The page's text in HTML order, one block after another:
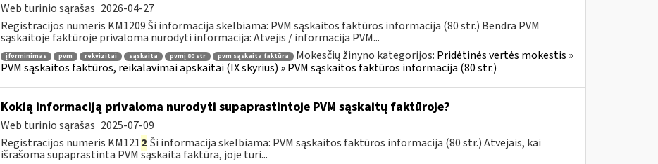
Web turinio sąrašas 2026-04-27
Registracijos numeris KM1209 Ši informacija skelbiama: PVM sąskaitos faktūros informacija (80 str.) Bendra PVM
sąskaitoje faktūroje privaloma nurodyti informacija: Atvejis / informacija PVM...
įforminimas pvm rekvizitai sąskaita pvmį 80 str pvm sąskaita faktūra Mokesčių žinyno kategorijos: Pridėtinės vertės mokestis »
PVM sąskaitos faktūros, reikalavimai apskaitai (IX skyrius) » PVM sąskaitos faktūros informacija (80 str.)
Kokią informaciją privaloma nurodyti supaprastintoje PVM sąskaitų faktūroje?
Web turinio sąrašas 2025-07-09
Registracijos numeris KM1212 Ši informacija skelbiama: PVM sąskaitos faktūros informacija (80 str.) Atvejais, kai
išrašoma supaprastinta PVM sąskaita faktūra, joje turi...